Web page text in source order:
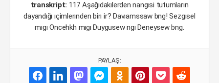
transkript: 117 Aşağıdakılerden nangısi tutumların
dayandığı ıçimlerınden birı ir? Davıamssaw bng! Sezgısel
mıgı Oncehkh mıgı Duygusew ngı Deneysew bng.
PAYLAŞ: